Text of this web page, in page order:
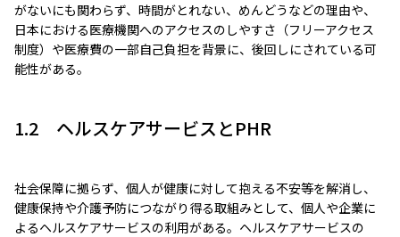
がないにも関わらず、時間がとれない、めんどうなどの理由や、
日本における医療機関へのアクセスのしやすさ（フリーアクセス
制度）や医療費の一部自己負担を背景に、後回しにされている可
能性がある。
1.2 ヘルスケアサービスとPHR
社会保障に拠らず、個人が健康に対して抱える不安等を解消し、
健康保持や介護予防につながり得る取組みとして、個人や企業に
よるヘルスケアサービスの利用がある。ヘルスケアサービスの